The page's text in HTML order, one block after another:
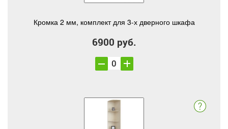
Кромка 2 мм, комплект для 3-х дверного шкафа
6900 руб.